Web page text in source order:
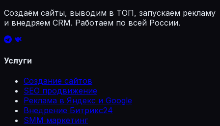
Создаём сайты, выводим в ТОП, запускаем рекламу
и внедряем CRM. Работаем по всей России.
Услуги
Создание сайтов
SEO продвижение
Реклама в Яндекс и Google
Внедрение Битрикс24
SMM маркетинг